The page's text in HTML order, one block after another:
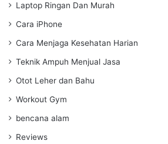
Laptop Ringan Dan Murah
Cara iPhone
Cara Menjaga Kesehatan Harian
Teknik Ampuh Menjual Jasa
Otot Leher dan Bahu
Workout Gym
bencana alam
Reviews